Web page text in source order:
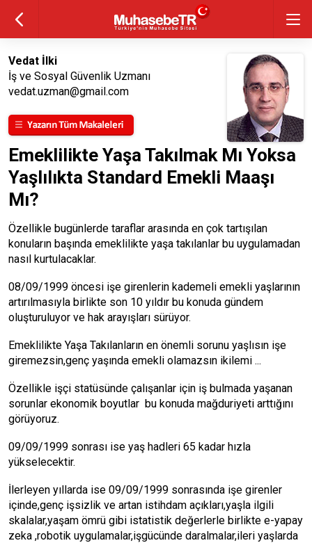
Vedat İlki
İş ve Sosyal Güvenlik Uzmanı
vedat.uzman@gmail.com
Emeklilikte Yaşa Takılmak Mı Yoksa
Yaşlılıkta Standard Emekli Maaşı
Mı?
Özellikle bugünlerde taraflar arasında en çok tartışılan
konuların başında emeklilikte yaşa takılanlar bu uygulamadan
nasıl kurtulacaklar.
08/09/1999 öncesi işe girenlerin kademeli emekli yaşlarının
artırılmasıyla birlikte son 10 yıldır bu konuda gündem
oluşturuluyor ve hak arayışları sürüyor.
Emeklilikte Yaşa Takılanların en önemli sorunu yaşlısın işe
giremezsin,genç yaşında emekli olamazsın ikilemi ...
Özellikle işçi statüsünde çalışanlar için iş bulmada yaşanan
sorunlar ekonomik boyutlar bu konuda mağduriyeti arttığını
görüyoruz.
09/09/1999 sonrası ise yaş hadleri 65 kadar hızla
yükselecektir.
İlerleyen yıllarda ise 09/09/1999 sonrasında işe girenler
içinde,genç işsizlik ve artan istihdam açıkları,yaşla ilgili
skalalar,yaşam ömrü gibi istatistik değerlerle birlikte e-yapay
zeka ,robotik uygulamalar,işgücünde daralmalar,ileri yaşlarda